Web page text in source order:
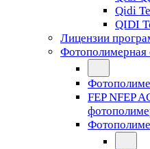
Qidi
QIDI
Лицензии
Фотополимерная
FEP NFEP